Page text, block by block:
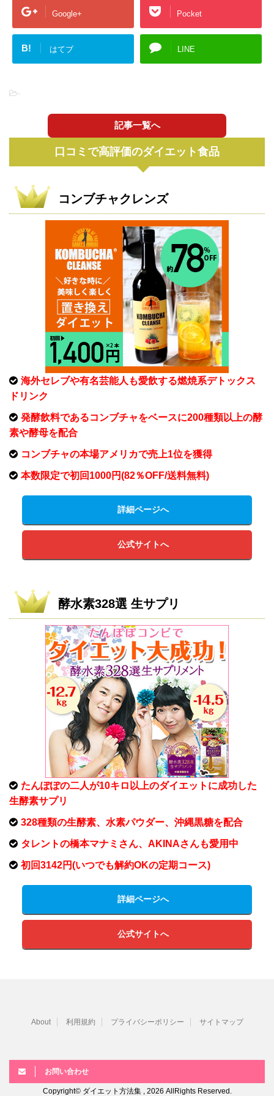
Google+ Pocket
B! はてブ LINE
-
記事一覧へ
口コミで高評価のダイエット食品
コンブチャクレンズ
海外セレブや有名芸能人も愛飲する燃焼系デトックス
ドリンク
発酵飲料であるコンブチャをベースに200種類以上の酵
素や酵母を配合
コンブチャの本場アメリカで売上1位を獲得
本数限定で初回1000円(82％OFF/送料無料)
詳細ページへ
公式サイトへ
酵水素328選 生サプリ
たんぽぽの二人が10キロ以上のダイエットに成功した
生酵素サプリ
328種類の生酵素、水素パウダー、沖縄黒糖を配合
タレントの橋本マナミさん、AKINAさんも愛用中
初回3142円(いつでも解約OKの定期コース)
詳細ページへ
公式サイトへ
About 利用規約 プライバシーポリシー サイトマップ
お問い合わせ
Copyright© ダイエット方法集 , 2026 AllRights Reserved.